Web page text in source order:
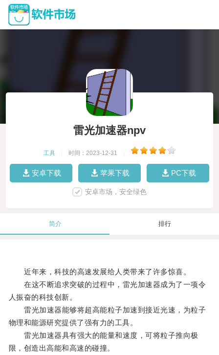
雷光加速器npv
工具 时间：2023-12-31
安卓下载 苹果下载 PC下载
安卓市场，安全绿色
简介 排行
近年来，科技的高速发展给人类带来了许多惊喜。
在这不断追求突破的过程中，雷光加速器成为了一项令
人振奋的科技创新。
雷光加速器能够将超高能粒子加速到接近光速，为粒子
物理和能源研究提供了强有力的工具。
雷光加速器具有强大的能量和速度，可将粒子推向极
限，创造出高能和高速的碰撞。